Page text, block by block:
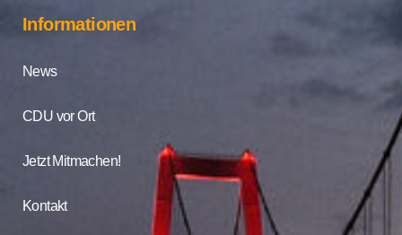
Informationen
News
CDU vor Ort
Jetzt Mitmachen!
Kontakt